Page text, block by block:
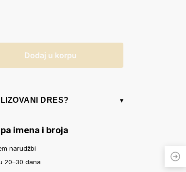
Dodaj u korpu
DRES? ▾
imena i broja
narudžbi
20–30 dana